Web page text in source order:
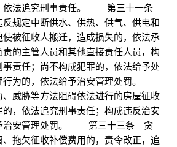
依法追究刑事责任。 第三十一条
规定中断供水、供热、供气、供电和
被征收人搬迁，造成损失的，依法承
的主管人员和其他直接责任人员，构
责任；尚不构成犯罪的，依法给予处
行为的，依法给予治安管理处罚。
威胁等方法阻碍依法进行的房屋征收
，依法追究刑事责任；构成违反治安
治安管理处罚。 第三十三条 贪
拖欠征收补偿费用的，责令改正，追